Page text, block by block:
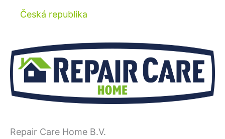
Česká republika
Repair Care Home B.V.